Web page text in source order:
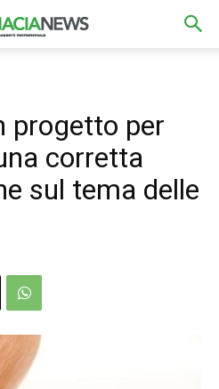
progetto per
corretta
sul tema delle